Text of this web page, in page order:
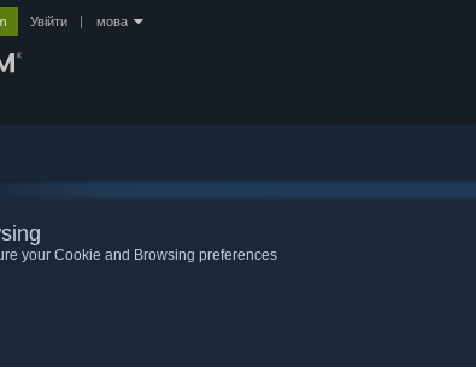
Увійти мова
your Cookie and Browsing preferences